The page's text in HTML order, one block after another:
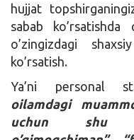
hujjat
sabab
o’zingizdagi
ko’rsatish.
Ya’ni personal
oilamdagi
uchun shu